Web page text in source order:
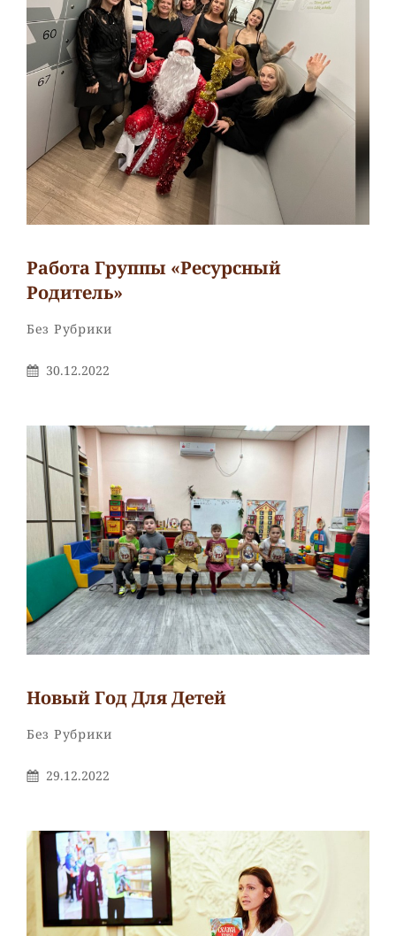
Работа Группы «Ресурсный
Родитель»
Рубрики
Без Рубрики
Опубликовано
30.12.2022
Новый Год Для Детей
Рубрики
Без Рубрики
Опубликовано
29.12.2022